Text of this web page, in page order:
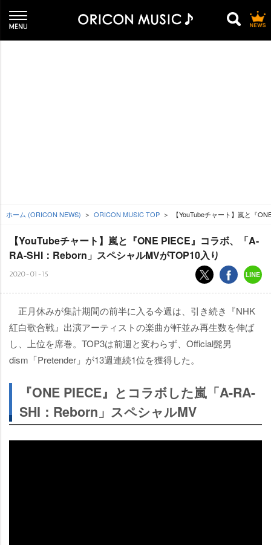
ホーム (ORICON NEWS) ORICON MUSIC TOP 【YouTubeチャート】嵐と『
【YouTubeチャート】嵐と『ONE PIECE』コラボ、「A-
RA-SHI：Reborn」スペシャルMVがTOP10入り
2020-01-15
正月休みが集計期間の前半に入る今週は、引き続き『NHK
紅白歌合戦』出演アーティストの楽曲が軒並み再生数を伸ば
し、上位を席巻。TOP3は前週と変わらず、Official髭男
dism「Pretender」が13週連続1位を獲得した。
『ONE PIECE』とコラボした嵐「A-RA-
SHI：Reborn」スペシャルMV